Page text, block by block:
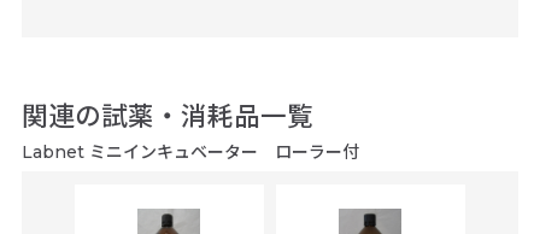
関連の試薬・消耗品一覧
Labnet ミニインキュベーター ローラー付